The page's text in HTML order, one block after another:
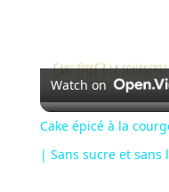
Watch on
Cake épicé à la
| Sans sucre et sans